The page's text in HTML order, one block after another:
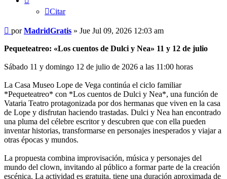
Citar
Mensaje
porMadridGratis » Jue Jul 09, 2026 12:03 am
Pequeteatreo: «Los cuentos de Dulci y Nea» 11 y 12 de julio
Sábado 11 y domingo 12 de julio de 2026 a las 11:00 horas
La Casa Museo Lope de Vega continúa el ciclo familiar
*Pequeteatreo* con *Los cuentos de Dulci y Nea*, una función de
Vataria Teatro protagonizada por dos hermanas que viven en la casa
de Lope y disfrutan haciendo trastadas. Dulci y Nea han encontrado
una pluma del célebre escritor y descubren que con ella pueden
inventar historias, transformarse en personajes inesperados y viajar a
otras épocas y mundos.
La propuesta combina improvisación, música y personajes del
mundo del clown, invitando al público a formar parte de la creación
escénica. La actividad es gratuita, tiene una duración aproximada de